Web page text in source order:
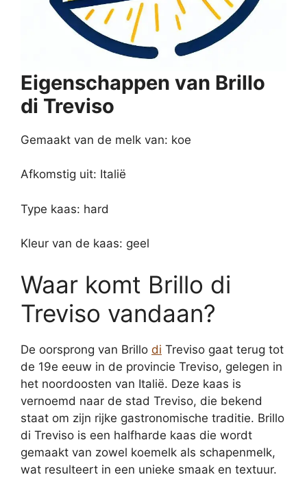
Eigenschappen van Brillo
di Treviso
Gemaakt van de melk van: koe
Afkomstig uit: Italië
Type kaas: hard
Kleur van de kaas: geel
Waar komt Brillo di
Treviso vandaan?
De oorsprong van Brillo di Treviso gaat terug tot
de 19e eeuw in de provincie Treviso, gelegen in
het noordoosten van Italië. Deze kaas is
vernoemd naar de stad Treviso, die bekend
staat om zijn rijke gastronomische traditie. Brillo
di Treviso is een halfharde kaas die wordt
gemaakt van zowel koemelk als schapenmelk,
wat resulteert in een unieke smaak en textuur.